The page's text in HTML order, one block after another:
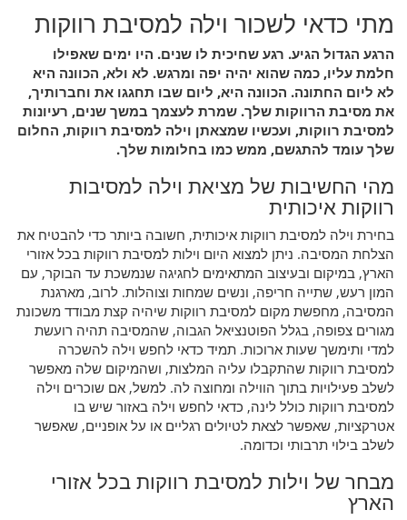
מתי כדאי לשכור וילה למסיבת רווקות
הרגע הגדול הגיע. רגע שחיכית לו שנים. היו ימים שאפילו
חלמת עליו, כמה שהוא יהיה יפה ומרגש. לא ולא, הכוונה היא
לא ליום החתונה. הכוונה היא, ליום שבו תחגגו את וחברותיך,
את מסיבת הרווקות שלך. שמרת לעצמך במשך שנים, רעיונות
למסיבת רווקות, ועכשיו שמצאתן וילה למסיבת רווקות, החלום
שלך עומד להתגשם, ממש כמו בחלומות שלך.
מהי החשיבות של מציאת וילה למסיבות
רווקות איכותית
בחירת וילה למסיבת רווקות איכותית, חשובה ביותר כדי להבטיח את
הצלחת המסיבה. ניתן למצוא היום וילות למסיבת רווקות בכל אזורי
הארץ, במיקום ובעיצוב המתאימים לחגיגה שנמשכת עד הבוקר, עם
המון רעש, שתייה חריפה, ונשים שמחות וצוהלות. לרוב, מארגנת
המסיבה, מחפשת מקום למסיבת רווקות שיהיה קצת מבודד משכונת
מגורים צפופה, בגלל הפוטנציאל הגבוה, שהמסיבה תהיה רועשת
למדי ותימשך שעות ארוכות. תמיד כדאי לחפש וילה להשכרה
למסיבת רווקות שהתקבלו עליה המלצות, ושהמיקום שלה מאפשר
לשלב פעילויות בתוך הווילה ומחוצה לה. למשל, אם שוכרים וילה
למסיבת רווקות כולל לינה, כדאי לחפש וילה באזור שיש בו
אטרקציות, שאפשר לצאת לטיולים רגליים או על אופניים, שאפשר
לשלב בילוי תרבותי וכדומה.
מבחר של וילות למסיבת רווקות בכל אזורי
הארץ